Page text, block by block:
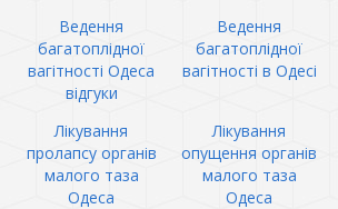
Ведення
багатоплідної
вагітності Одеса
відгуки
Ведення
багатоплідної
вагітності в Одесі
Лікування
пролапсу органів
малого таза
Одеса
Лікування
опущення органів
малого таза
Одеса